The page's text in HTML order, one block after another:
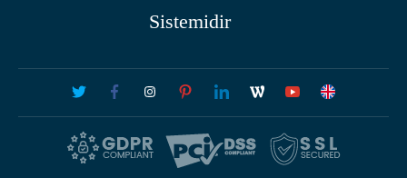
Sistemidir